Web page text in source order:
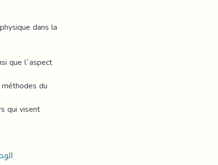
dans la
que l`aspect
du
qui visent